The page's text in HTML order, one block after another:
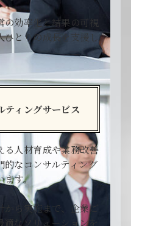
の効率化と結果の可視
ひとりの成長を支援し
ティングサービス
る人材育成や業務改善
的なコンサルティング
ます。
から実施まで、企業ご
なソリューションを